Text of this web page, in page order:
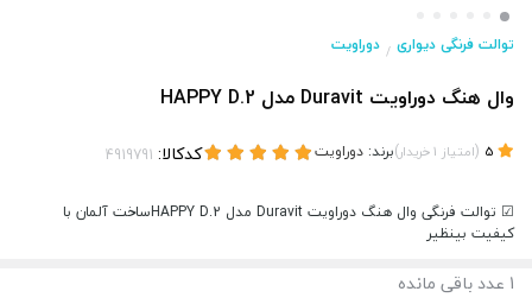
توالت فرنگی دیواری / دوراویت
وال هنگ دوراویت Duravit مدل HAPPY D.2
(امتیاز 1خریدار)برند: دوراویت کدکالا:
☑ توالت فرنگی وال هنگ دوراویت Duravit مدل HAPPY D.2ساخت آلمان با
کیفیت بینظیر
1 عدد باقی مانده